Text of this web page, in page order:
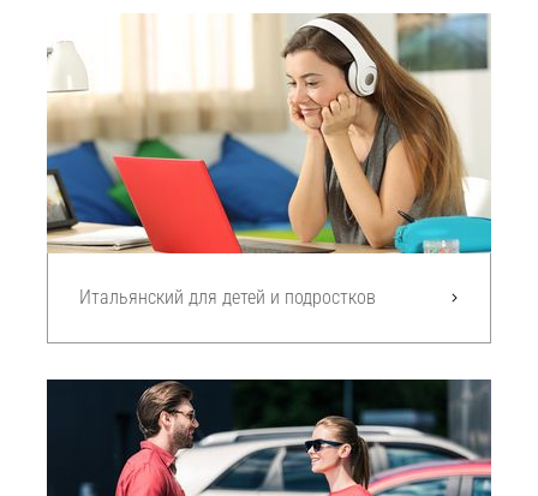
Итальянский для детей и подростков